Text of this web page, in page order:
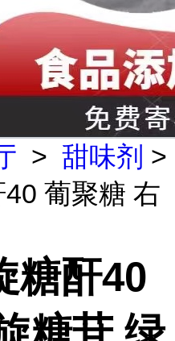
> 甜味剂 >
葡聚糖 右
糖酐40